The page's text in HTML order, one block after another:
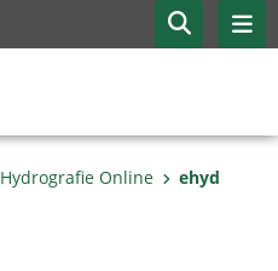
Hydrografie Online ehyd